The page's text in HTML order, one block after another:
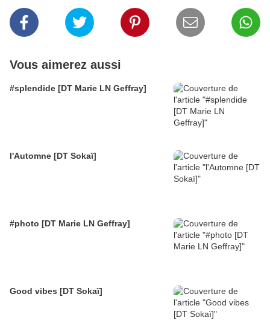
Vous aimerez aussi
#splendide [DT Marie LN Geffray]
l'Automne [DT Sokaï]
#photo [DT Marie LN Geffray]
Good vibes [DT Sokaï]